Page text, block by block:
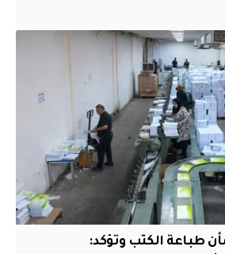
طباعة الكتب وتؤكد: